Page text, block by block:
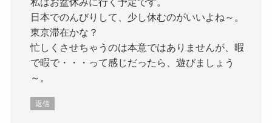
日本でのんびりして、少し休むのがいいよね～。
東京滞在かな？
忙しくさせちゃうのは本意ではありませんが、暇
で暇で・・・って感じだったら、遊びましょう
～。
返信